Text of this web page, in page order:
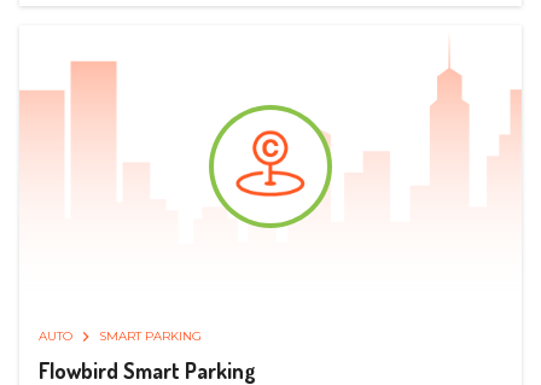
AUTO SMART PARKING
Flowbird Smart Parking